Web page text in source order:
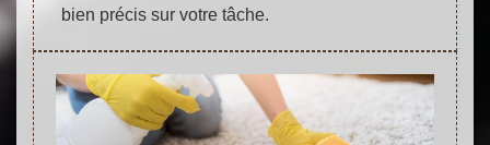
bien précis sur votre tâche.